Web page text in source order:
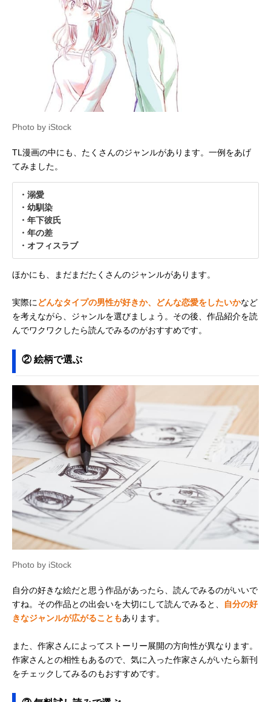
Photo by iStock
TL漫画の中にも、たくさんのジャンルがあります。一例をあげ
てみました。
・溺愛
・幼馴染
・年下彼氏
・年の差
・オフィスラブ
ほかにも、まだまだたくさんのジャンルがあります。
実際に どんなタイプの男性が好きか、どんな恋愛をしたいかなど
を考えながら、ジャンルを選びましょう。その後、作品紹介を読
んでワクワクしたら読んでみるのがおすすめです。
② 絵柄で選ぶ
Photo by iStock
自分の好きな絵だと思う作品があったら、読んでみるのがいいで
すね。その作品との出会いを大切にして読んでみると、
自分の好
きなジャンルが広がることもあります。
また、作家さんによってストーリー展開の方向性が異なります。
作家さんとの相性もあるので、気に入った作家さんがいたら新刊
をチェックしてみるのもおすすめです。